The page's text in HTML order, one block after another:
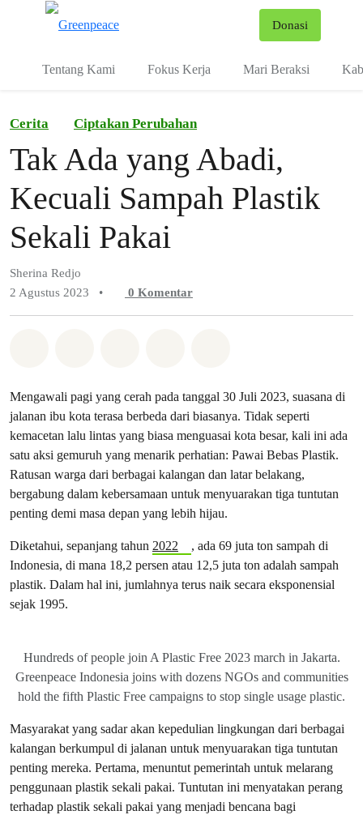
Donasi
Tentang Kami Fokus Kerja Mari Beraksi
Cerita Ciptakan Perubahan
Tak Ada yang Abadi,
Kecuali Sampah Plastik
Sekali Pakai
Sherina Redjo
2 Agustus 2023
• 0 Komentar
Mengawali pagi yang cerah pada tanggal 30 Juli 2023, suasana di
jalanan ibu kota terasa berbeda dari biasanya. Tidak seperti
kemacetan lalu lintas yang biasa menguasai kota besar, kali ini ada
satu aksi gemuruh yang menarik perhatian: Pawai Bebas Plastik.
Ratusan warga dari berbagai kalangan dan latar belakang,
bergabung dalam kebersamaan untuk menyuarakan tiga tuntutan
penting demi masa depan yang lebih hijau.
Diketahui, sepanjang tahun 2022
, ada 69 juta ton sampah di
Indonesia, di mana 18,2 persen atau 12,5 juta ton adalah sampah
plastik. Dalam hal ini, jumlahnya terus naik secara eksponensial
sejak 1995.
Hundreds of people join A Plastic Free 2023 march in Jakarta.
Greenpeace Indonesia joins with dozens NGOs and communities
hold the fifth Plastic Free campaigns to stop single usage plastic.
Masyarakat yang sadar akan kepedulian lingkungan dari berbagai
kalangan berkumpul di jalanan untuk menyuarakan tiga tuntutan
penting mereka. Pertama, menuntut pemerintah untuk melarang
penggunaan plastik sekali pakai. Tuntutan ini menyatakan perang
terhadap plastik sekali pakai yang menjadi bencana bagi